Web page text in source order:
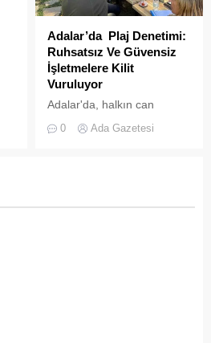
Adalar’da Plaj Denetimi:
Ruhsatsız Ve Güvensiz
İşletmelere Kilit
Vuruluyor
Adalar'da, halkın can
haksız işgallerin önüne
0 Ada Gazetesi